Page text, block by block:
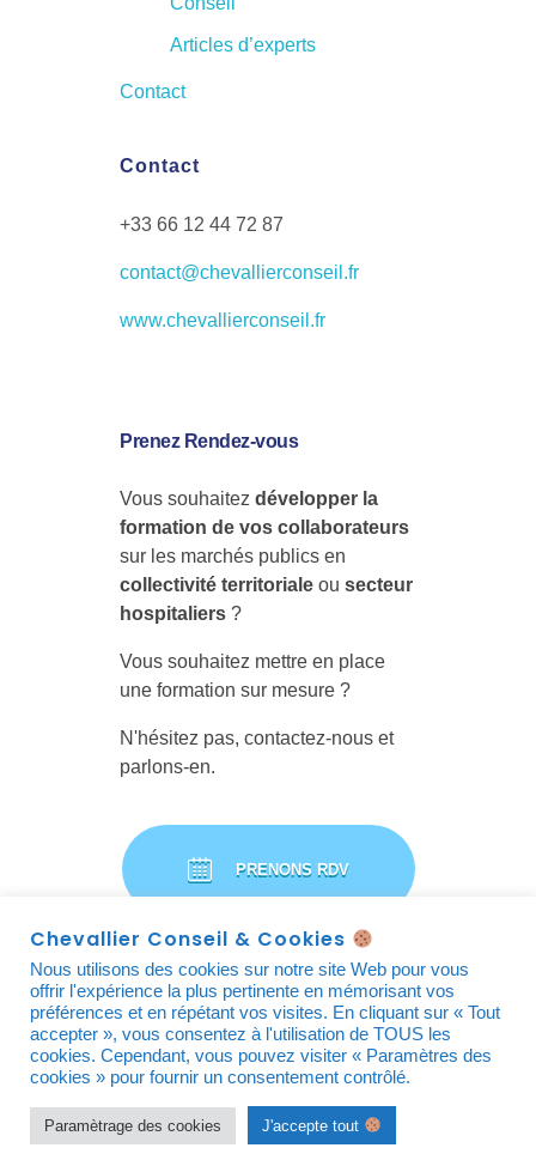
Articles d’experts
Contact
Contact
+33 66 12 44 72 87
contact@chevallierconseil.fr
www.chevallierconseil.fr
Prenez Rendez-vous
Vous souhaitez développer la
formation de vos collaborateurs
sur les marchés publics en
collectivité territoriale ou secteur
hospitaliers ?
Vous souhaitez mettre en place
une formation sur mesure ?
N'hésitez pas, contactez-nous et
parlons-en.
PRENONS RDV
© 2021 Chevallier Conseil – Tous droits réservés.
Démarche qualité Mentions légales
Conditions Générales de Vente
| Plan du site
Chevallier Conseil & Cookies
Nous utilisons des cookies sur notre site Web pour vous
offrir l'expérience la plus pertinente en mémorisant vos
préférences et en répétant vos visites. En cliquant sur « Tout
accepter », vous consentez à l'utilisation de TOUS les
cookies. Cependant, vous pouvez visiter « Paramètres des
cookies » pour fournir un consentement contrôlé.
Paramètrage des cookies J'accepte tout